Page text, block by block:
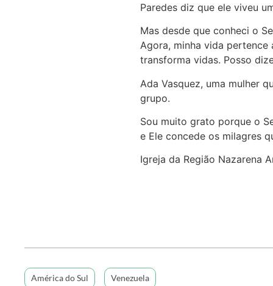
Paredes diz que ele viveu
Mas desde que conheci o
Agora, minha vida pertence
transforma vidas. Posso
Ada Vasquez, uma mulher
grupo.
Sou muito grato porque o
e Ele concede os milagres
Igreja da Região Nazarena
América do Sul Venezuela